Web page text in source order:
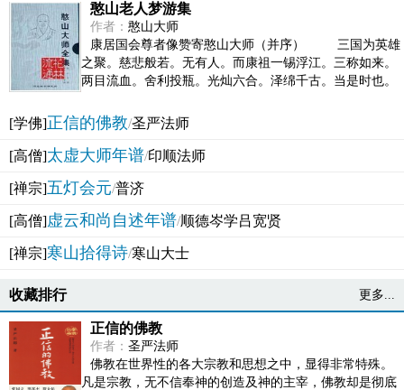
憨山老人梦游集
作者： 憨山大师
康居国会尊者像赞寄憨山大师（并序） 三国为英雄
之聚。慈悲般若。无有人。而康祖一锡浮江。三称如来。
两目流血。舍利投瓶。光灿六合。泽绵千古。当是时也。
[学佛]正信的佛教/圣严法师
[高僧]太虚大师年谱/印顺法师
[禅宗]五灯会元/普济
[高僧]虚云和尚自述年谱/顺德岑学吕宽贤
[禅宗]寒山拾得诗/寒山大士
收藏排行 更多...
正信的佛教
作者： 圣严法师
佛教在世界性的各大宗教和思想之中，显得非常特殊。
凡是宗教，无不信奉神的创造及神的主宰，佛教却是彻底